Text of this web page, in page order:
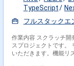
TypeScript
フルスタックエ
作業内容 スクラッチ開
スプロジェクトです。
いただきます。機能リ